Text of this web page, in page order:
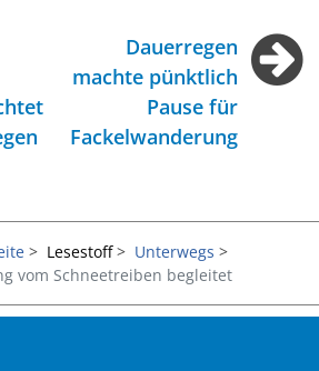
Dauerregen
machte pünktlich
Pause für
Fackelwanderung
Lesestoff
Unterwegs
vom Schneetreiben begleitet